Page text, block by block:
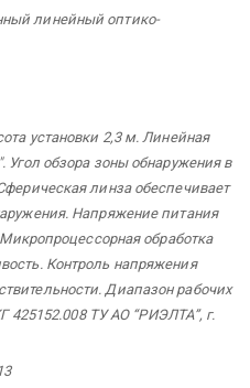
линейный оптико-
установки 2,3 м. Линейная
Угол обзора зоны обнаружения в
линза обеспечивает
Напряжение питания
обработка
Контроль напряжения
Диапазон рабочих
425152.008 ТУ АО“РИЭЛТА”, г.
13